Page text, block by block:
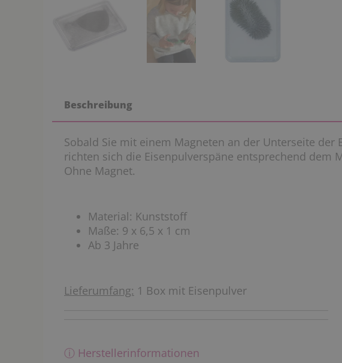
Beschreibung
Sobald Sie mit einem Magneten an der Unterseite der
richten sich die Eisenpulverspäne entsprechend dem
Ohne Magnet.
Material: Kunststoff
Maße: 9 x 6,5 x 1 cm
Ab 3 Jahre
Lieferumfang: 1 Box mit Eisenpulver
ⓘ Herstellerinformationen